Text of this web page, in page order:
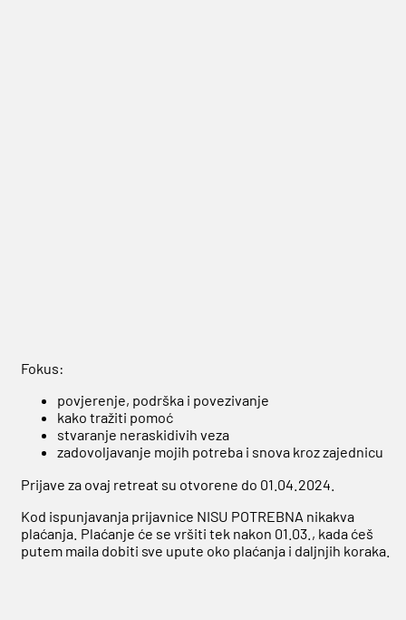
Fokus:
povjerenje, podrška i povezivanje
kako tražiti pomoć
stvaranje neraskidivih veza
zadovoljavanje mojih potreba i snova kroz zajednicu
Prijave za ovaj retreat su otvorene do 01.04.2024.
Kod ispunjavanja prijavnice NISU POTREBNA nikakva
plaćanja. Plaćanje će se vršiti tek nakon 01.03., kada ćeš
putem maila dobiti sve upute oko plaćanja i daljnjih koraka.